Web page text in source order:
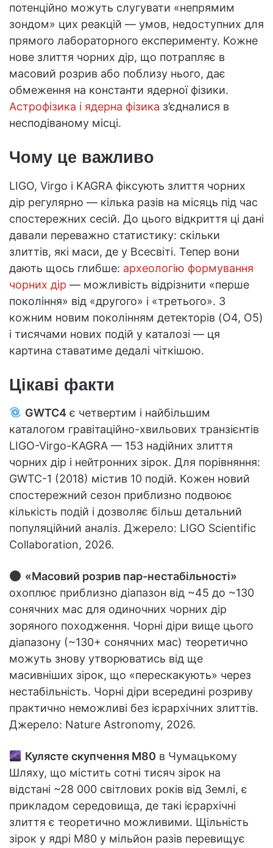
потенційно можуть слугувати «непрямим
зондом» цих реакцій — умов, недоступних для
прямого лабораторного експерименту. Кожне
нове злиття чорних дір, що потрапляє в
масовий розрив або поблизу нього, дає
обмеження на константи ядерної фізики.
Астрофізика і ядерна фізика з’єдналися в
несподіваному місці.
Чому це важливо
LIGO, Virgo і KAGRA фіксують злиття чорних
дір регулярно — кілька разів на місяць під час
спостережних сесій. До цього відкриття ці дані
давали переважно статистику: скільки
злиттів, які маси, де у Всесвіті. Тепер вони
дають щось глибше: археологію формування
чорних дір — можливість відрізнити «перше
покоління» від «другого» і «третього». З
кожним новим поколінням детекторів (O4, O5)
і тисячами нових подій у каталозі — ця
картина ставатиме дедалі чіткішою.
Цікаві факти
GWTC4 є четвертим і найбільшим
каталогом гравітаційно-хвильових транзієнтів
LIGO-Virgo-KAGRA — 153 надійних злиття
чорних дір і нейтронних зірок. Для порівняння:
GWTC-1 (2018) містив 10 подій. Кожен новий
спостережний сезон приблизно подвоює
кількість подій і дозволяє більш детальний
популяційний аналіз. Джерело: LIGO Scientific
Collaboration, 2026.
«Масовий розрив пар-нестабільності»
охоплює приблизно діапазон від ~45 до ~130
сонячних мас для одиночних чорних дір
зоряного походження. Чорні діри вище цього
діапазону (~130+ сонячних мас) теоретично
можуть знову утворюватись від ще
масивніших зірок, що «перескакують» через
нестабільність. Чорні діри всередині розриву
практично неможливі без ієрархічних злиттів.
Джерело: Nature Astronomy, 2026.
Кулясте скупчення M80 в Чумацькому
Шляху, що містить сотні тисяч зірок на
відстані ~28 000 світлових років від Землі, є
прикладом середовища, де такі ієрархічні
злиття є теоретично можливими. Щільність
зірок у ядрі M80 у мільйон разів перевищує